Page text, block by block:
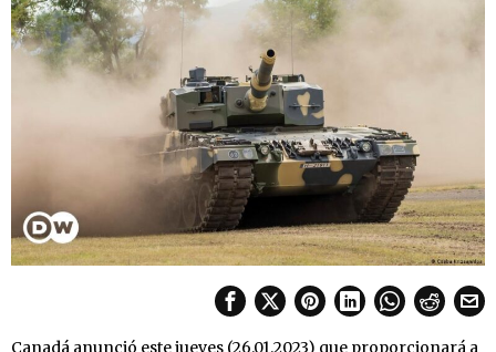
Canadá anunció este jueves (26.01.2023) que proporcionará a